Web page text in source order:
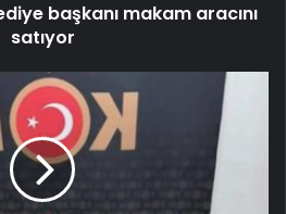
başkanı makam aracını
satıyor